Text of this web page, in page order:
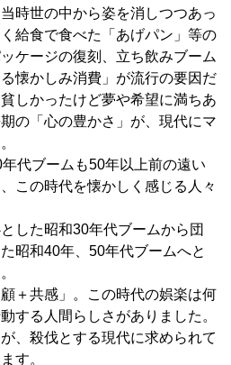
時世の中から姿を消しつつあっ
給食で食べた「あげパン」等の
ケージの復刻、立ち飲みブーム
懐かしみ消費」が流行の要因だ
しかったけど夢や希望に満ちあ
の「心の豊かさ」が、現代にマ
代ブームも50年以上前の遠い
この時代を懐かしく感じる人々
した昭和30年代ブームから団
昭和40年、50年代ブームへと
＋共感」。この時代の娯楽は何
する人間らしさがありました。
、殺伐とする現代に求められて
す。